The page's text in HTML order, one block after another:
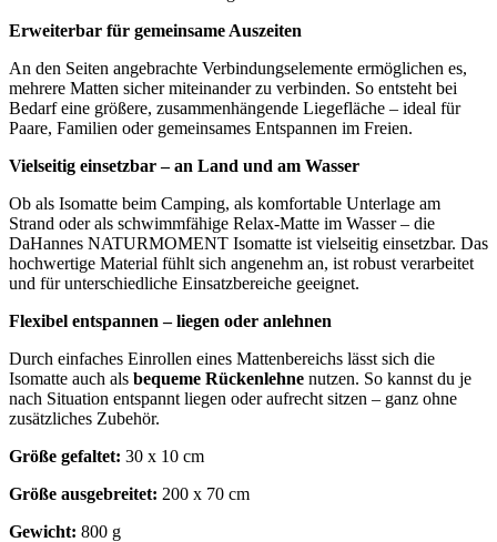
Erweiterbar für gemeinsame Auszeiten
An den Seiten angebrachte Verbindungselemente ermöglichen es,
mehrere Matten sicher miteinander zu verbinden. So entsteht bei
Bedarf eine größere, zusammenhängende Liegefläche – ideal für
Paare, Familien oder gemeinsames Entspannen im Freien.
Vielseitig einsetzbar – an Land und am Wasser
Ob als Isomatte beim Camping, als komfortable Unterlage am
Strand oder als schwimmfähige Relax-Matte im Wasser – die
DaHannes NATURMOMENT Isomatte ist vielseitig einsetzbar. Das
hochwertige Material fühlt sich angenehm an, ist robust verarbeitet
und für unterschiedliche Einsatzbereiche geeignet.
Flexibel entspannen – liegen oder anlehnen
Durch einfaches Einrollen eines Mattenbereichs lässt sich die
Isomatte auch als bequeme Rückenlehne nutzen. So kannst du je
nach Situation entspannt liegen oder aufrecht sitzen – ganz ohne
zusätzliches Zubehör.
Größe gefaltet: 30 x 10 cm
Größe ausgebreitet: 200 x 70 cm
Gewicht: 800 g